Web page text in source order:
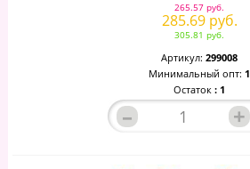
265.57 руб.
285.69 руб.
305.81 руб.
Артикул: 299008
Минимальный опт: 1
Остаток : 1
– +